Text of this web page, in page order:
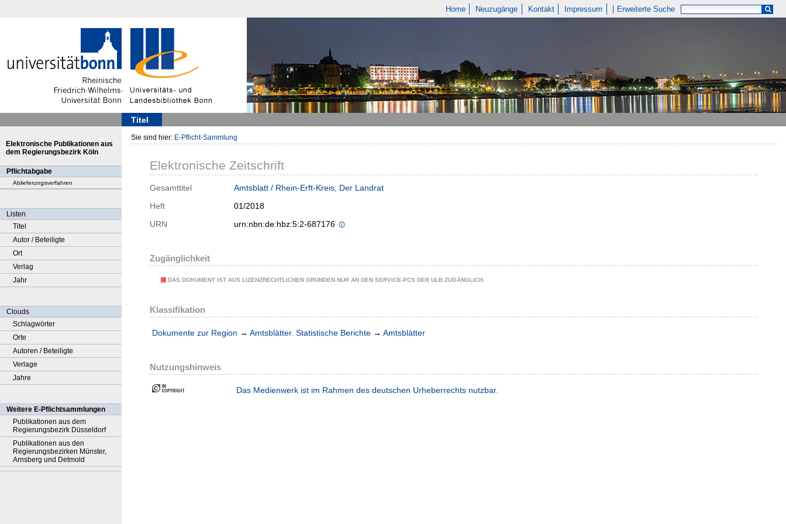
Home Neuzugänge Kontakt Impressum Erweiterte Suche
Titel
Elektronische Publikationen aus
dem Regierungsbezirk Köln
Pflichtabgabe
Ablieferungsverfahren
Listen
Titel
Autor / Beteiligte
Ort
Verlag
Jahr
Clouds
Schlagwörter
Orte
Autoren / Beteiligte
Verlage
Jahre
Weitere E-Pflichtsammlungen
Publikationen aus dem
Regierungsbezirk Düsseldorf
Publikationen aus den
Regierungsbezirken Münster,
Arnsberg und Detmold
Sie sind hier: E-Pflicht-Sammlung
Elektronische Zeitschrift
Gesamttitel
Amtsblatt / Rhein-Erft-Kreis, Der Landrat
Heft
01/2018
URN
urn:nbn:de:hbz:5:2-687176
Zugänglichkeit
DAS DOKUMENT IST AUS LIZENZRECHTLICHEN GRÜNDEN NUR AN DEN SERVICE-PCS DER ULB ZUGÄNGLICH.
Klassifikation
Dokumente zur Region → Amtsblätter. Statistische Berichte → Amtsblätter
Nutzungshinweis
Das Medienwerk ist im Rahmen des deutschen Urheberrechts nutzbar.